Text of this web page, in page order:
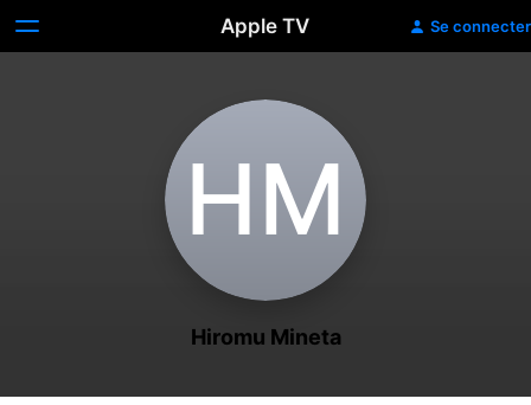
Apple TV Se connecter
H‌M
Hiromu Mineta